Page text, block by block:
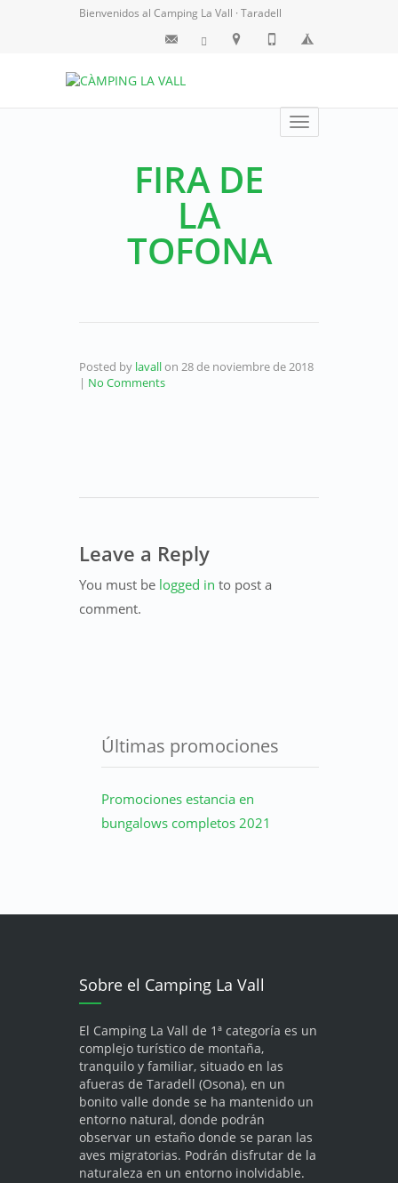
Bienvenidos al Camping La Vall · Taradell
Toggle
navigation
FIRA DE
LA
TOFONA
Posted by lavallon 28 de noviembre de 2018
| No Comments
Leave a Reply
You must be logged in to post a
comment.
Últimas promociones
Promociones estancia en
bungalows completos 2021
Sobre el Camping La Vall
El Camping La Vall de 1ª categoría es un
complejo turístico de montaña,
tranquilo y familiar, situado en las
afueras de Taradell (Osona), en un
bonito valle donde se ha mantenido un
entorno natural, donde podrán
observar un estaño donde se paran las
aves migratorias. Podrán disfrutar de la
naturaleza en un entorno inolvidable.